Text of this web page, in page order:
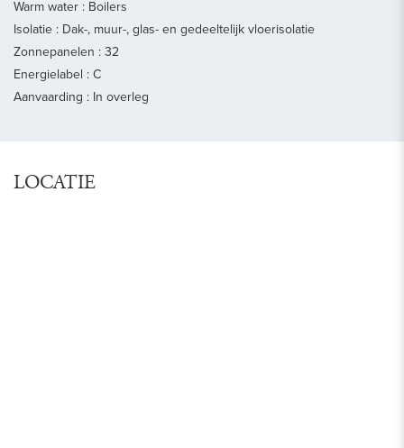
Warm water : Boilers
Isolatie : Dak-, muur-, glas- en gedeeltelijk vloerisolatie
Zonnepanelen : 32
Energielabel : C
Aanvaarding : In overleg
LOCATIE